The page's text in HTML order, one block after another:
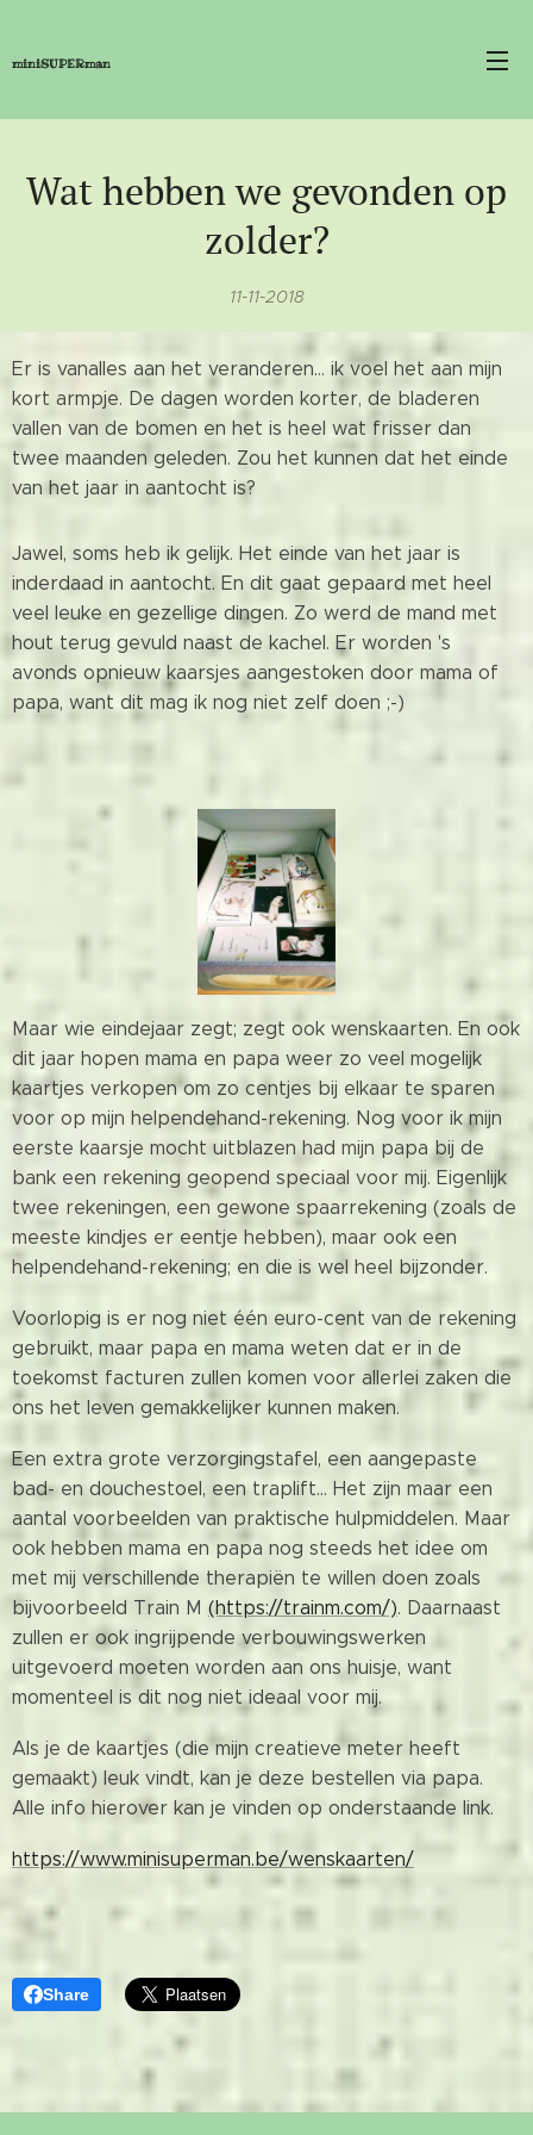
miniSUPERman
Wat hebben we gevonden op
zolder?
11-11-2018
Er is vanalles aan het veranderen... ik voel het aan mijn
kort armpje. De dagen worden korter, de bladeren
vallen van de bomen en het is heel wat frisser dan
twee maanden geleden. Zou het kunnen dat het einde
van het jaar in aantocht is?
Jawel, soms heb ik gelijk. Het einde van het jaar is
inderdaad in aantocht. En dit gaat gepaard met heel
veel leuke en gezellige dingen. Zo werd de mand met
hout terug gevuld naast de kachel. Er worden 's
avonds opnieuw kaarsjes aangestoken door mama of
papa, want dit mag ik nog niet zelf doen ;-)
Maar wie eindejaar zegt; zegt ook wenskaarten. En ook
dit jaar hopen mama en papa weer zo veel mogelijk
kaartjes verkopen om zo centjes bij elkaar te sparen
voor op mijn helpendehand-rekening. Nog voor ik mijn
eerste kaarsje mocht uitblazen had mijn papa bij de
bank een rekening geopend speciaal voor mij. Eigenlijk
twee rekeningen, een gewone spaarrekening (zoals de
meeste kindjes er eentje hebben), maar ook een
helpendehand-rekening; en die is wel heel bijzonder.
Voorlopig is er nog niet één euro-cent van de rekening
gebruikt, maar papa en mama weten dat er in de
toekomst facturen zullen komen voor allerlei zaken die
ons het leven gemakkelijker kunnen maken.
Een extra grote verzorgingstafel, een aangepaste
bad- en douchestoel, een traplift... Het zijn maar een
aantal voorbeelden van praktische hulpmiddelen. Maar
ook hebben mama en papa nog steeds het idee om
met mij verschillende therapiën te willen doen zoals
bijvoorbeeld Train M (https://trainm.com/). Daarnaast
zullen er ook ingrijpende verbouwingswerken
uitgevoerd moeten worden aan ons huisje, want
momenteel is dit nog niet ideaal voor mij.
Als je de kaartjes (die mijn creatieve meter heeft
gemaakt) leuk vindt, kan je deze bestellen via papa.
Alle info hierover kan je vinden op onderstaande link.
https://www.minisuperman.be/wenskaarten/
Share